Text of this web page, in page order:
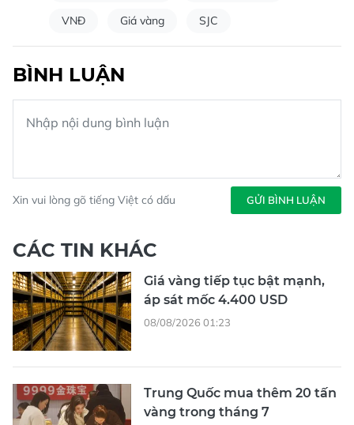
VNĐ Giá vàng SJC
BÌNH LUẬN
Xin vui lòng gõ tiếng Việt có dấu GỬI BÌNH LUẬN
CÁC TIN KHÁC
Giá vàng tiếp tục bật mạnh,
áp sát mốc 4.400 USD
08/08/2026 01:23
Trung Quốc mua thêm 20 tấn
vàng trong tháng 7